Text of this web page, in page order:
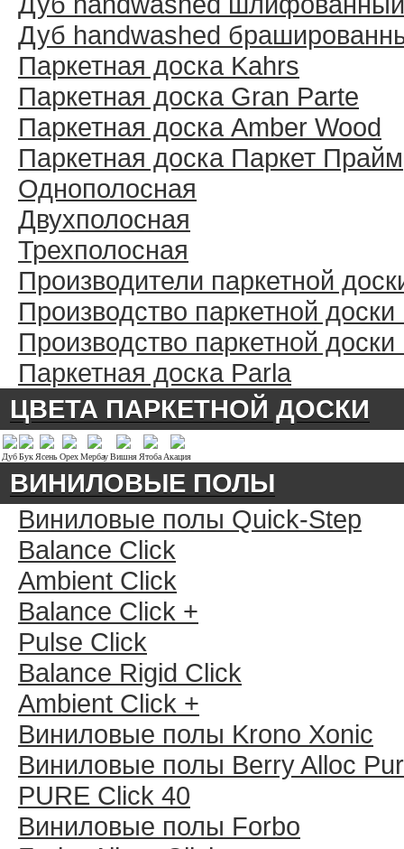
Дуб handwashed
Паркетная доска Kahrs
Паркетная доска Gran Parte
Паркетная доска Amber Wood
Паркетная доска Паркет Прайм
Однополосная
Двухполосная
Трехполосная
Производители паркетной
Производство паркетной
Производство паркетной
Паркетная доска Parla
ЦВЕТА ПАРКЕТНОЙ ДОСКИ
ДубБук ЯсеньОрехМербауВишня Ятоба Акация
ВИНИЛОВЫЕ ПОЛЫ
Виниловые полы Quick-Step
Balance Click
Ambient Click
Balance Click +
Pulse Click
Balance Rigid Click
Ambient Click +
Виниловые полы Krono Xonic
Виниловые полы Berry Alloc
PURE Click 40
Виниловые полы Forbo